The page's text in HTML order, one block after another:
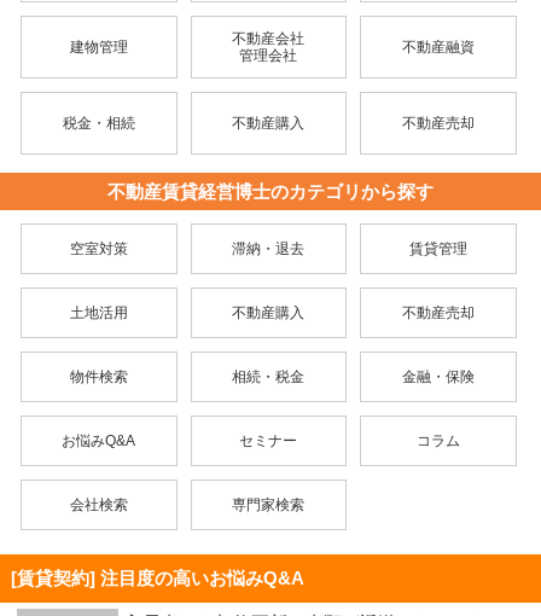
建物管理
不動産会社
管理会社
不動産融資
税金・相続 不動産購入 不動産売却
不動産賃貸経営博士のカテゴリから探す
空室対策 滞納・退去 賃貸管理
土地活用 不動産購入 不動産売却
物件検索 相続・税金 金融・保険
お悩みQ&A セミナー コラム
会社検索 専門家検索
[賃貸契約] 注目度の高いお悩みQ&A